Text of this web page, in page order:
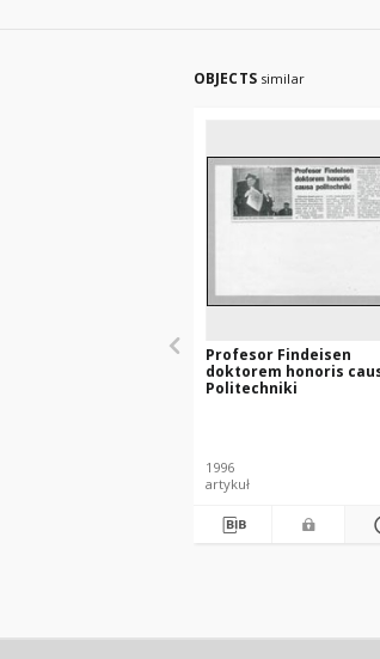
OBJECTS similar
Profesor Findeisen
doktorem honoris
Politechniki
1996
artykuł